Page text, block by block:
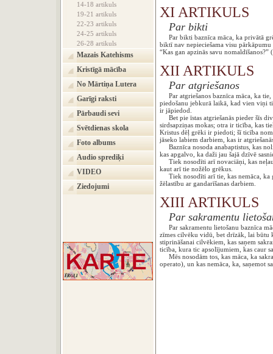
14-18 artikuls
19-21 artikuls
22-23 artikuls
24-25 artikuls
26-28 artikuls
Mazais Katehisms
Kristīgā mācība
No Mārtiņa Lutera
Garīgi raksti
Pārbaudi sevi
Svētdienas skola
Foto albums
Audio sprediķi
VIDEO
Ziedojumi
XI ARTIKULS
Par bikti
Par bikti baznīca māca, ka privātā
biktī nav nepieciešama visu pārkāpumu
“Kas gan apzinās savu
XII ARTIKULS
Par atgriešanos
Par atgriešanos baznīca māca, ka
piedošanu jebkurā laikā, kad vien viņi
ir jāpiedod.
Bet pie īstas atgriešanās pieder šīs
sirdsapziņas mokas; otra ir ticība, kas
Kristus dēļ grēki ir piedoti; šī ticība
jāseko labiem darbiem, kas ir
Baznīca nosoda anabaptistus, kas
kas apgalvo, ka daži jau šajā dzīvē
Tiek nosodīti arī novaciāņi, kas
kaut arī tie nožēlo grēkus.
Tiek nosodīti arī tie, kas nemāca, ka
žēlastību ar gandarīšanas
XIII ARTIKULS
Par sakramentu
Par sakramentu lietošanu baznīca
zīmes cilvēku vidū, bet drīzāk, lai būtu
stiprināšanai cilvēkiem, kas saņem
ticība, kura tic apsolījumiem, kas caur
Mēs nosodām tos, kas māca, ka
operato), un kas nemāca, ka, saņemot